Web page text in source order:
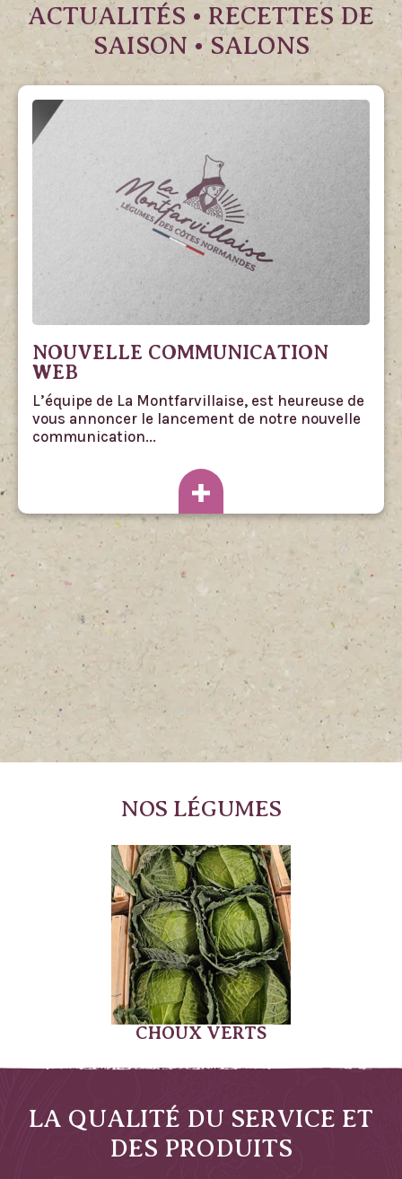
ACTUALITÉS • RECETTES DE
SAISON • SALONS
NOUVELLE COMMUNICATION
WEB
L’équipe de La Montfarvillaise, est heureuse de
vous annoncer le lancement de notre nouvelle
communication...
NOS LÉGUMES
CHOUX VERTS
LA QUALITÉ DU SERVICE ET
DES PRODUITS